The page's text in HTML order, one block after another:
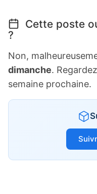
Cette poste
?
Non,
dimanche.
semaine prochaine.